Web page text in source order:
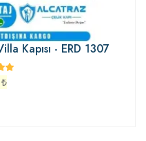
Kapısı - ERD 1307
₺